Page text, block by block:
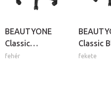
BEAUTYONE
Classic
kozmetikai szék
fehér
Classic
gurulós
fekete